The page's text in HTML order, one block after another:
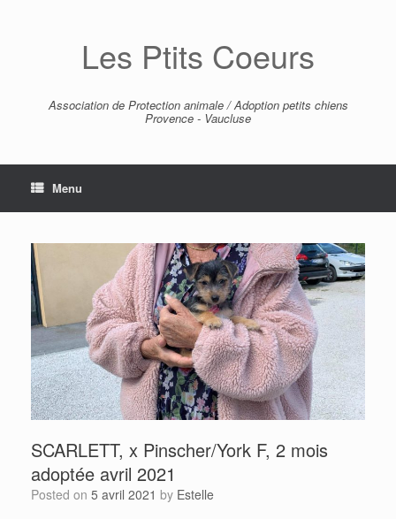
Les Ptits Coeurs
Association de Protection animale / Adoption petits chiens
Provence - Vaucluse
Menu
SCARLETT, x Pinscher/York F, 2 mois
adoptée avril 2021
Posted on 5 avril 2021 by Estelle